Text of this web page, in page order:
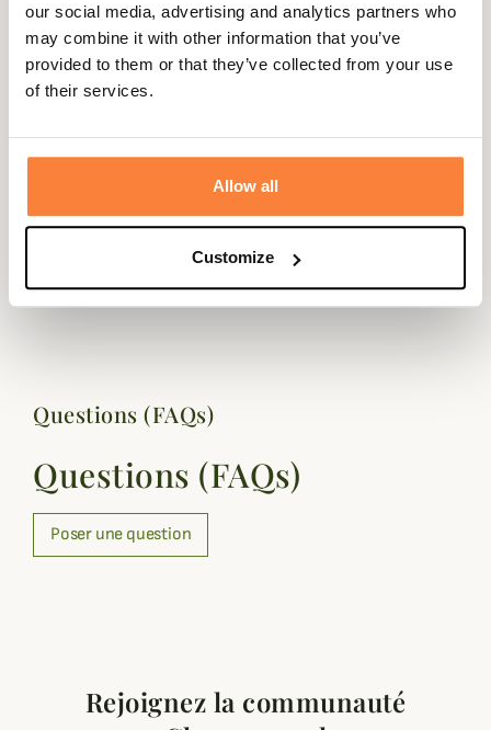
our social media, advertising and analytics partners who
may combine it with other information that you’ve
provided to them or that they’ve collected from your use
of their services.
Allow all
Customize
Description
fabriqué en France.
Cet étui ne possède pas de rabat pour un accès plus
accrocher l'étui à votre ceinture.
Le cuir utilisé par le célèbre maroquinier Alexandre
Mareuil est de première qualité.
Questions (FAQs)
Questions (FAQs)
Poser une question
Rejoignez la communauté